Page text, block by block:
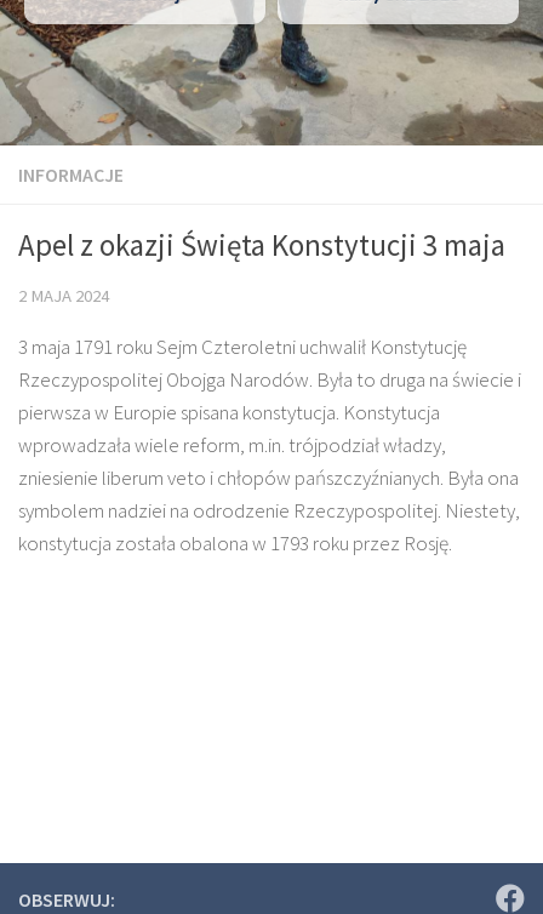
INFORMACJE
Apel z okazji Święta Konstytucji 3 maja
2 MAJA 2024
3 maja 1791 roku Sejm Czteroletni uchwalił Konstytucję
Rzeczypospolitej Obojga Narodów. Była to druga na świecie i
pierwsza w Europie spisana konstytucja. Konstytucja
wprowadzała wiele reform, m.in. trójpodział władzy,
zniesienie liberum veto i chłopów pańszczyźnianych. Była ona
symbolem nadziei na odrodzenie Rzeczypospolitej. Niestety,
konstytucja została obalona w 1793 roku przez Rosję.
OBSERWUJ: